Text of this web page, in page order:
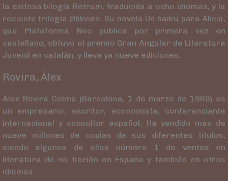
la exitosa bilogía Retrum, traducida a ocho idiomas, y la
reciente trilogía Øbliviøn. Su novela Un haiku para Alicia,
que Plataforma Neo publica por primera vez en
castellano, obtuvo el premio Gran Angular de Literatura
Juvenil en catalán, y lleva ya nueve ediciones.
Rovira, Álex
Álex Rovira Celma (Barcelona, 1 de marzo de 1969) es
un empresario, escritor, economista, conferenciante
internacional y consultor español. Ha vendido más de
nueve millones de copias de sus diferentes títulos,
siendo algunos de ellos número 1 de ventas en
literatura de no ficción en España y también en otros
idiomas.